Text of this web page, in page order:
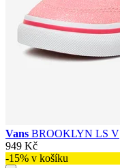
Vans BROOKLYN LS V
949 Kč
-15% v košíku